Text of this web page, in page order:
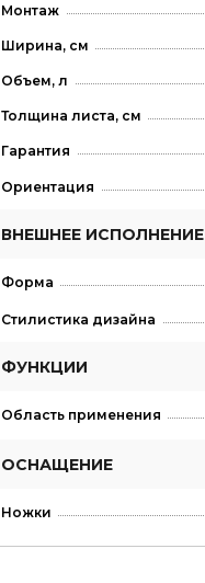
Монтаж
Ширина, см
Объем, л
Толщина листа, см
Гарантия
Ориентация
ВНЕШНЕЕ ИСПОЛНЕНИЕ
Форма
Стилистика дизайна
ФУНКЦИИ
Область применения
ОСНАЩЕНИЕ
Ножки